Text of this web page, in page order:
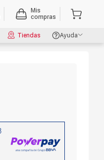
Mis
compras
Tiendas
Ayuda